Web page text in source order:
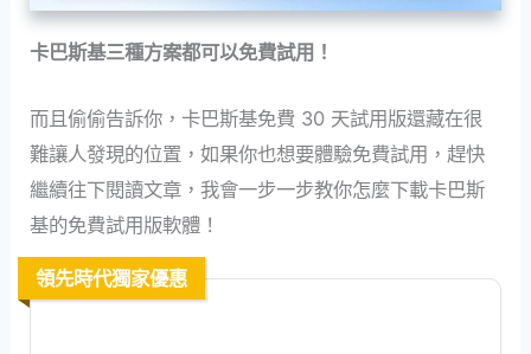
卡巴斯基三種方案都可以免費試用！
而且偷偷告訴你，卡巴斯基免費 30 天試用版還藏在很
難讓人發現的位置，如果你也想要體驗免費試用，趕快
繼續往下閱讀文章，我會一步一步教你怎麼下載卡巴斯
基的免費試用版軟體！
領先時代獨家優惠